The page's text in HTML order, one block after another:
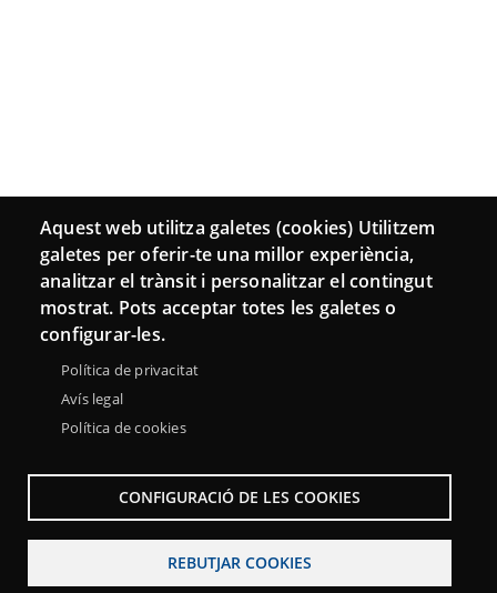
Aquest web utilitza galetes (cookies) Utilitzem
galetes per oferir-te una millor experiència,
analitzar el trànsit i personalitzar el contingut
mostrat. Pots acceptar totes les galetes o
configurar-les.
Política de privacitat
Avís legal
Política de cookies
CONFIGURACIÓ DE LES COOKIES
REBUTJAR COOKIES